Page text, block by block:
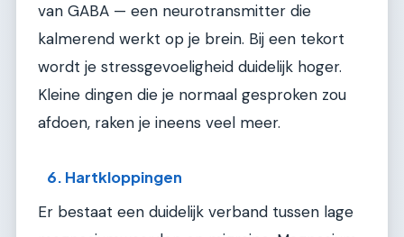
van GABA — een neurotransmitter die
kalmerend werkt op je brein. Bij een tekort
wordt je stressgevoeligheid duidelijk hoger.
Kleine dingen die je normaal gesproken zou
afdoen, raken je ineens veel meer.
6. Hartkloppingen
Er bestaat een duidelijk verband tussen lage